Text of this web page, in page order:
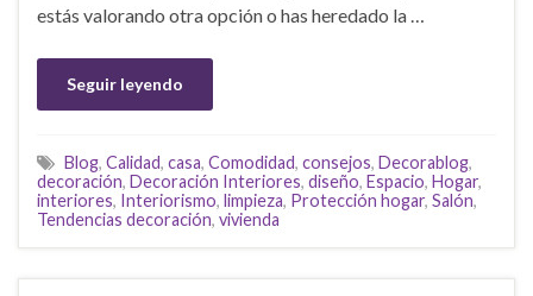
estás valorando otra opción o has heredado la …
Seguir leyendo
Blog, Calidad, casa, Comodidad, consejos, Decorablog,
decoración, Decoración Interiores, diseño, Espacio, Hogar,
interiores, Interiorismo, limpieza, Protección hogar, Salón,
Tendencias decoración, vivienda